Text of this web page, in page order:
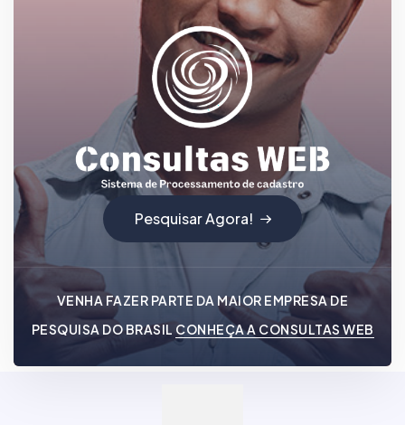
Pesquisar Agora!
VENHA FAZER PARTE DA MAIOR EMPRESA DE
PESQUISA DO BRASIL CONHEÇA A CONSULTAS WEB